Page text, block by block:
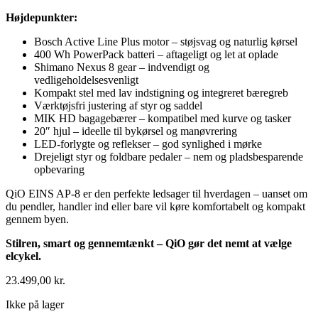
Højdepunkter:
Bosch Active Line Plus motor – støjsvag og naturlig kørsel
400 Wh PowerPack batteri – aftageligt og let at oplade
Shimano Nexus 8 gear – indvendigt og
vedligeholdelsesvenligt
Kompakt stel med lav indstigning og integreret bæregreb
Værktøjsfri justering af styr og saddel
MIK HD bagagebærer – kompatibel med kurve og tasker
20″ hjul – ideelle til bykørsel og manøvrering
LED-forlygte og reflekser – god synlighed i mørke
Drejeligt styr og foldbare pedaler – nem og pladsbesparende
opbevaring
QiO EINS AP-8 er den perfekte ledsager til hverdagen – uanset om
du pendler, handler ind eller bare vil køre komfortabelt og kompakt
gennem byen.
Stilren, smart og gennemtænkt – QiO gør det nemt at vælge
elcykel.
23.499,00 kr.
Ikke på lager